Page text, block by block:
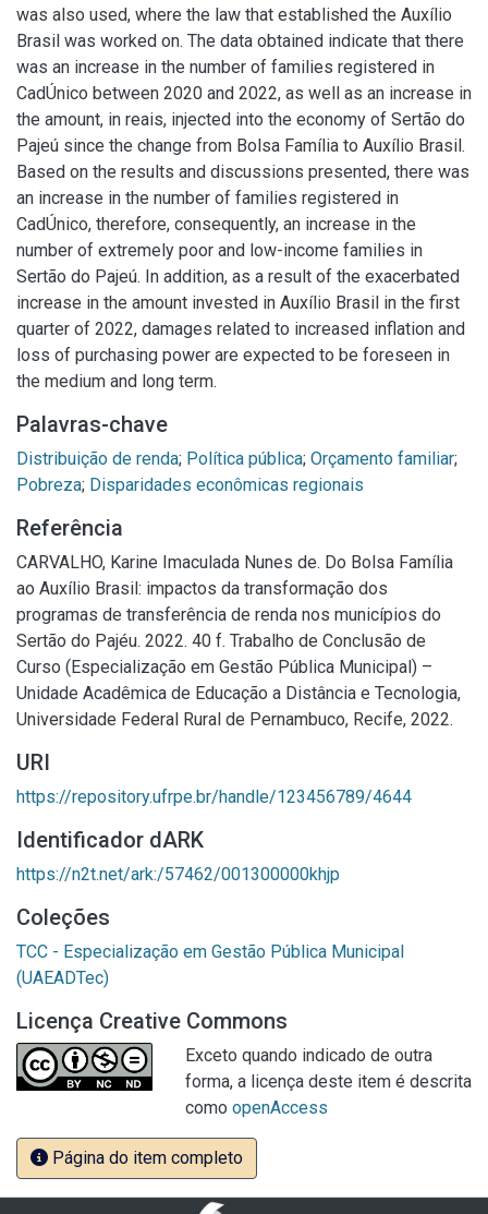
was also used, where the law that established the Auxílio
Brasil was worked on. The data obtained indicate that there
was an increase in the number of families registered in
CadÚnico between 2020 and 2022, as well as an increase in
the amount, in reais, injected into the economy of Sertão do
Pajeú since the change from Bolsa Família to Auxílio Brasil.
Based on the results and discussions presented, there was
an increase in the number of families registered in
CadÚnico, therefore, consequently, an increase in the
number of extremely poor and low-income families in
Sertão do Pajeú. In addition, as a result of the exacerbated
increase in the amount invested in Auxílio Brasil in the first
quarter of 2022, damages related to increased inflation and
loss of purchasing power are expected to be foreseen in
the medium and long term.
Palavras-chave
Distribuição de renda; Política pública; Orçamento familiar;
Pobreza; Disparidades econômicas regionais
Referência
CARVALHO, Karine Imaculada Nunes de. Do Bolsa Família
ao Auxílio Brasil: impactos da transformação dos
programas de transferência de renda nos municípios do
Sertão do Pajéu. 2022. 40 f. Trabalho de Conclusão de
Curso (Especialização em Gestão Pública Municipal) –
Unidade Acadêmica de Educação a Distância e Tecnologia,
Universidade Federal Rural de Pernambuco, Recife, 2022.
URI
https://repository.ufrpe.br/handle/123456789/4644
Identificador dARK
https://n2t.net/ark:/57462/001300000khjp
Coleções
TCC - Especialização em Gestão Pública Municipal
(UAEADTec)
Licença Creative Commons
Exceto quando indicado de outra
forma, a licença deste item é descrita
como openAccess
Página do item completo